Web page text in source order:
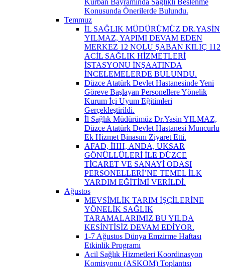
Konusunda Önerilerde Bulundu.
Temmuz
İL SAĞLIK MÜDÜRÜMÜZ DR.YASİN
YILMAZ, YAPIMI DEVAM EDEN
MERKEZ 12 NOLU ŞABAN KILIÇ 112
ACİL SAĞLIK HİZMETLERİ
İSTASYONU İNŞAATINDA
İNCELEMELERDE BULUNDU.
Düzce Atatürk Devlet Hastanesinde Yeni
Göreve Başlayan Personellere Yönelik
Kurum İçi Uyum Eğitimleri
Gerçekleştirildi.
İl Sağlık Müdürümüz Dr.Yasin YILMAZ,
Düzce Atatürk Devlet Hastanesi Muncurlu
Ek Hizmet Binasını Ziyaret Etti.
AFAD, İHH, ANDA, UKSAR
GÖNÜLLÜLERİ İLE DÜZCE
TİCARET VE SANAYİ ODASI
PERSONELLERİ’NE TEMEL İLK
YARDIM EĞİTİMİ VERİLDİ.
Ağustos
MEVSİMLİK TARIM İŞÇİLERİNE
YÖNELİK SAĞLIK
TARAMALARIMIZ BU YILDA
KESİNTİSİZ DEVAM EDİYOR.
1-7 Ağustos Dünya Emzirme Haftası
Etkinlik Programı
Acil Sağlık Hizmetleri Koordinasyon
Komisyonu (ASKOM) Toplantısı